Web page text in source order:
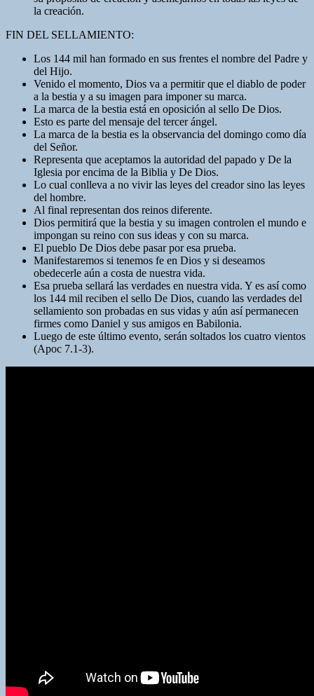
la creación.
FIN DEL SELLAMIENTO:
Los 144 mil han formado en sus frentes el nombre del Padre y
del Hijo.
Venido el momento, Dios va a permitir que el diablo de poder
a la bestia y a su imagen para imponer su marca.
La marca de la bestia está en oposición al sello De Dios.
Esto es parte del mensaje del tercer ángel.
La marca de la bestia es la observancia del domingo como día
del Señor.
Representa que aceptamos la autoridad del papado y De la
Iglesia por encima de la Biblia y De Dios.
Lo cual conlleva a no vivir las leyes del creador sino las leyes
del hombre.
Al final representan dos reinos diferente.
Dios permitirá que la bestia y su imagen controlen el mundo e
impongan su reino con sus ideas y con su marca.
El pueblo De Dios debe pasar por esa prueba.
Manifestaremos si tenemos fe en Dios y si deseamos
obedecerle aún a costa de nuestra vida.
Esa prueba sellará las verdades en nuestra vida. Y es así como
los 144 mil reciben el sello De Dios, cuando las verdades del
sellamiento son probadas en sus vidas y aún así permanecen
firmes como Daniel y sus amigos en Babilonia.
Luego de este último evento, serán soltados los cuatro vientos
(Apoc 7.1-3).